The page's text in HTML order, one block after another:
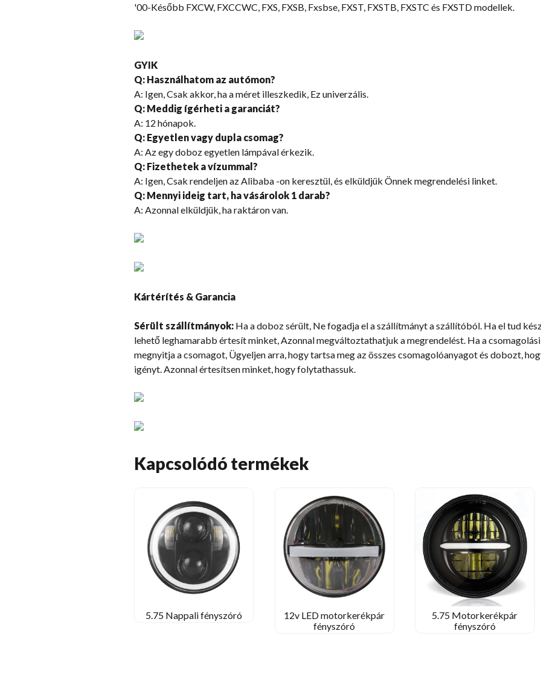
'00-Később FXCW, FXCCWC, FXS, FXSB, Fxsbse, FXST, FXSTB, FXSTC és FXSTD modellek.
GYIK
Q: Használhatom az autómon?
A: Igen, Csak akkor, ha a méret illeszkedik, Ez univerzális.
Q: Meddig ígérheti a garanciát?
A: 12 hónapok.
Q: Egyetlen vagy dupla csomag?
A: Az egy doboz egyetlen lámpával érkezik.
Q: Fizethetek a vízummal?
A: Igen, Csak rendeljen az Alibaba -on keresztül, és elküldjük Önnek megrendelési linket.
Q: Mennyi ideig tart, ha vásárolok 1 darab?
A: Azonnal elküldjük, ha raktáron van.
Kártérítés & Garancia
Sérült szállítmányok: Ha a doboz sérült, Ne fogadja el a szállítmányt a szállítóból. Ha el tud
lehető leghamarabb értesít minket, Azonnal megváltoztathatjuk a megrendelést. Ha a
megnyitja a csomagot, Ügyeljen arra, hogy tartsa meg az összes csomagolóanyagot és dobozt,
igényt. Azonnal értesítsen minket, hogy folytathassuk.
Kapcsolódó termékek
5.75 Nappali fényszóró
12v LED motorkerékpár
fényszóró
5.75 Motorkerékpár
fényszóró